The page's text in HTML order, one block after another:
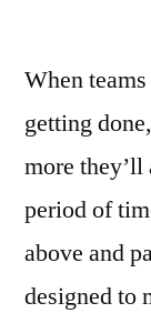
When
getting
more
period of
above and
designed to